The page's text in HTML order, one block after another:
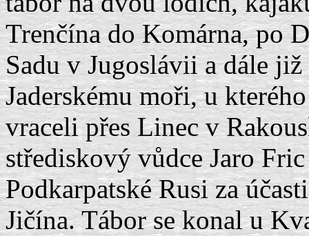
Trenčína do Komárna, po
Sadu v Jugoslávii a dále
Jaderskému moři, u
vraceli přes Linec v
střediskový vůdce Jaro
Podkarpatské Rusi za
Jičína. Tábor se konal u